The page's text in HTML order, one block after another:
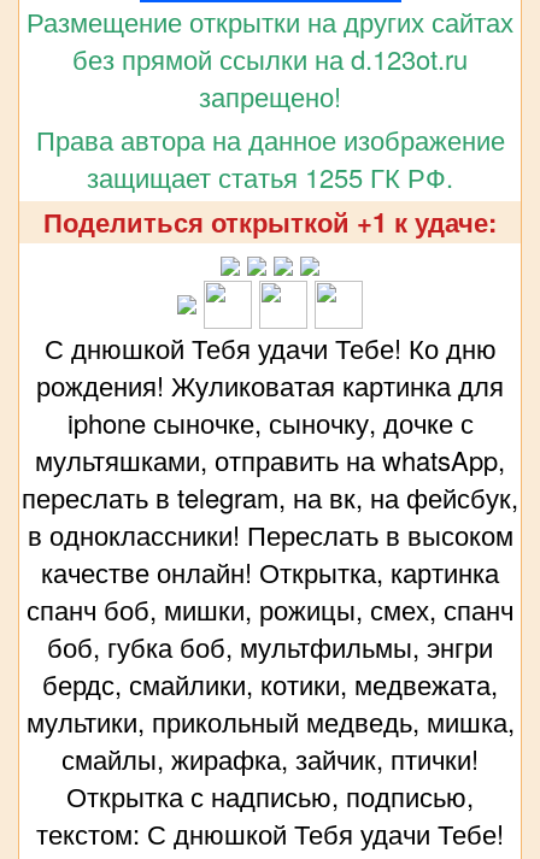
Размещение открытки на других сайтах
без прямой ссылки на d.123ot.ru
запрещено!
Права автора на данное изображение
защищает статья 1255 ГК РФ.
Поделиться открыткой +1 к удаче:
С днюшкой Тебя удачи Тебе! Ко дню
рождения! Жуликоватая картинка для
iphone сыночке, сыночку, дочке с
мультяшками, отправить на whatsApp,
переслать в telegram, на вк, на фейсбук,
в одноклассники! Переслать в высоком
качестве онлайн! Открытка, картинка
спанч боб, мишки, рожицы, смех, спанч
боб, губка боб, мультфильмы, энгри
бердс, смайлики, котики, медвежата,
мультики, прикольный медведь, мишка,
смайлы, жирафка, зайчик, птички!
Открытка с надписью, подписью,
текстом: С днюшкой Тебя удачи Тебе!